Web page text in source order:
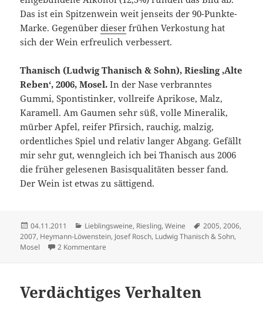
Das ist ein Spitzenwein weit jenseits der 90-Punkte-
Marke. Gegenüberdieser frühen Verkostung hat
sich der Wein erfreulich verbessert.
Thanisch (Ludwig Thanisch & Sohn), Riesling ‚Alte
Reben‘, 2006, Mosel. In der Nase verbranntes
Gummi, Spontistinker, vollreife Aprikose, Malz,
Karamell. Am Gaumen sehr süß, volle Mineralik,
mürber Apfel, reifer Pfirsich, rauchig, malzig,
ordentliches Spiel und relativ langer Abgang. Gefällt
mir sehr gut, wenngleich ich bei Thanisch aus 2006
die früher gelesenen Basisqualitäten besser fand.
Der Wein ist etwas zu sättigend.
Veröffentlicht
am
04.11.2011 Kategorien
Lieblingsweine, Riesling,Weine Schlagwörter
2005,2006,
2007, Heymann-Löwenstein, Josef Rosch, Ludwig Thanisch & Sohn,
Mosel
2 Kommentare
Verdächtiges Verhalten